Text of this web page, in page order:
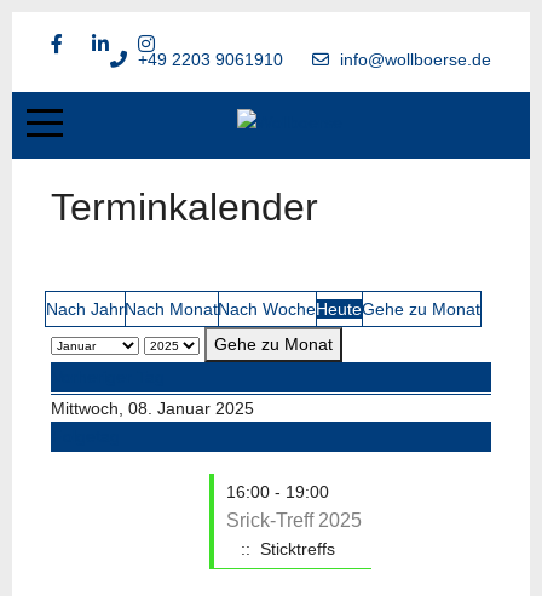
+49 2203 9061910 info@wollboerse.de
Terminkalender
Nach JahrNach MonatNach WocheHeuteGehe zu Monat
Gehe zu Monat
Mittwoch, 08. Januar 2025
16:00 - 19:00
Srick-Treff 2025
:: Sticktreffs